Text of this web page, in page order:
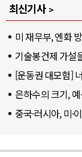
최신기사
미 재무부, 엔화
기술봉건제 가설
[운동권 대모험]
은하수의 크기,
중국·러시아, 미·